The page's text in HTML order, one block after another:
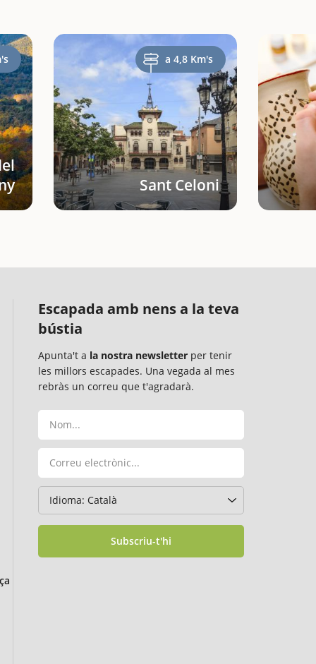
a 4,8 Km's
Sant Celoni
Escapada amb nens a la teva
bústia
Apunta't a la nostra newsletter per tenir
les millors escapades. Una vegada al mes
rebràs un correu que t'agradarà.
Subscriu-t'hi